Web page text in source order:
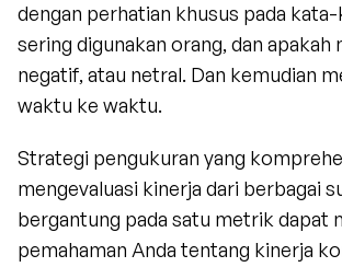
dengan perhatian khusus pada kata-
sering digunakan orang, dan
negatif, atau netral. Dan kemudian
waktu ke waktu.
Strategi pengukuran yang
mengevaluasi kinerja dari berbagai
bergantung pada satu metrik dapat
pemahaman Anda tentang kinerja